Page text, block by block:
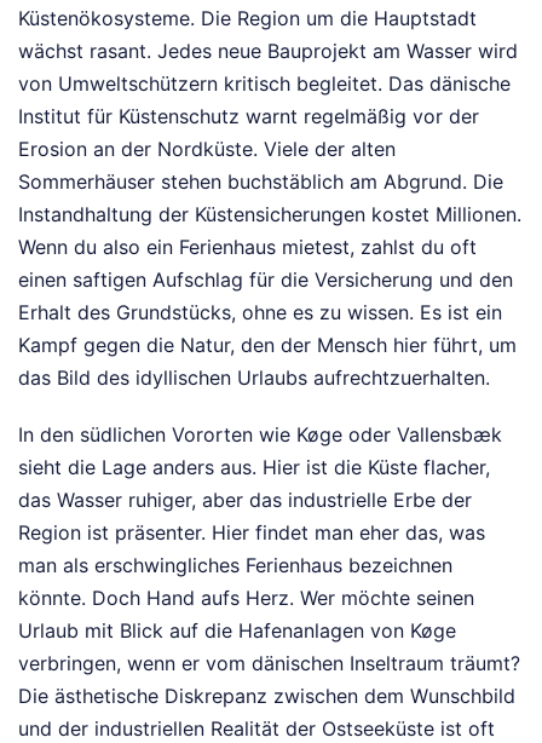
Küstenökosysteme. Die Region um die Hauptstadt
wächst rasant. Jedes neue Bauprojekt am Wasser wird
von Umweltschützern kritisch begleitet. Das dänische
Institut für Küstenschutz warnt regelmäßig vor der
Erosion an der Nordküste. Viele der alten
Sommerhäuser stehen buchstäblich am Abgrund. Die
Instandhaltung der Küstensicherungen kostet Millionen.
Wenn du also ein Ferienhaus mietest, zahlst du oft
einen saftigen Aufschlag für die Versicherung und den
Erhalt des Grundstücks, ohne es zu wissen. Es ist ein
Kampf gegen die Natur, den der Mensch hier führt, um
das Bild des idyllischen Urlaubs aufrechtzuerhalten.
In den südlichen Vororten wie Køge oder Vallensbæk
sieht die Lage anders aus. Hier ist die Küste flacher,
das Wasser ruhiger, aber das industrielle Erbe der
Region ist präsenter. Hier findet man eher das, was
man als erschwingliches Ferienhaus bezeichnen
könnte. Doch Hand aufs Herz. Wer möchte seinen
Urlaub mit Blick auf die Hafenanlagen von Køge
verbringen, wenn er vom dänischen Inseltraum träumt?
Die ästhetische Diskrepanz zwischen dem Wunschbild
und der industriellen Realität der Ostseeküste ist oft